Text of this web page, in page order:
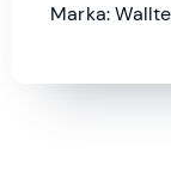
Marka: